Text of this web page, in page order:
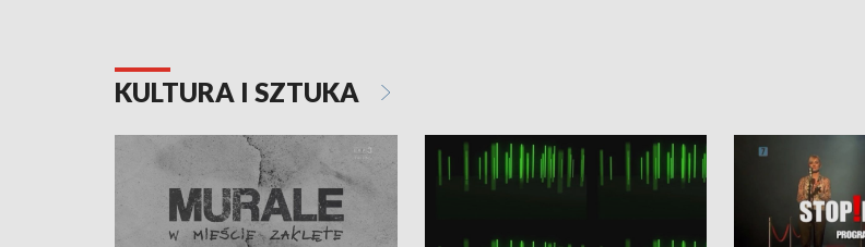
KULTURA I SZTUKA